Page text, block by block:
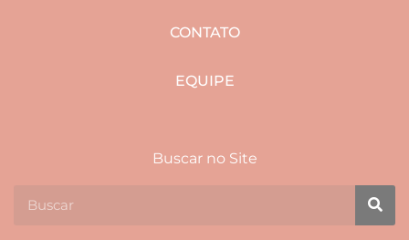
CONTATO
EQUIPE
Buscar no Site